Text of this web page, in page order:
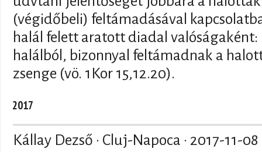
(végidőbeli) feltámadásával
halál felett aratott diadal
halálból, bizonnyal feltámadnak a
zsenge (vö. 1Kor 15,12.20).
2017
Kállay Dezső · Cluj-Napoca · 2017-11-08